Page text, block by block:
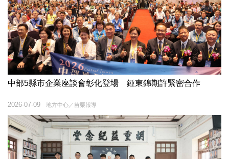
中部5縣市企業座談會彰化登場 鍾東錦期許緊密合作
地方中心／苗栗報導
2026-07-09